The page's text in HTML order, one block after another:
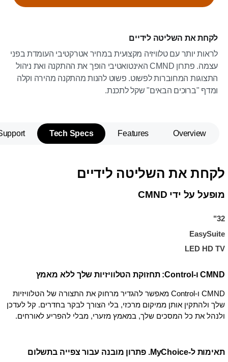
לקחת את השליטה לידיים
לראות יותר עם טלוויזיה מקצועית במחיר אטרקטיבי העומדת בפני
עצמה. פתרון CMND האינטואטיבי הופך את ההתקנה ואת ניהול
התצוגות המחוברות לפשוט. פשוט להנות מהתקנה מהירה וקלה
ומדף "ברוכים הבאים" שקל לתכנת.
Overview
Features
Tech Specs
לקחת את השליטה לידיים
מופעל על ידי CMND
32"
EasySuite
LED HD TV
CMND ו-Control: תחזוקת הטלוויזיות שלך ללא מאמץ
CMND ו-Control מאפשר להגדיר מרחוק את התצורה של הטלוויזיות
שלך ולהתקין אותן ממיקום מרכזי, בלי הצורך לבקר בחדרים. קל לעדכן
ולנהל את כל המסכים שלך, במאמץ מזערי, מבלי להפריע לאורחים.
תאימות ל-MyChoice. פתרון מובנה עבור צפייה בתשלום